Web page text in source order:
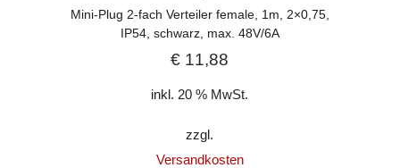
Mini-Plug 2-fach Verteiler female, 1m, 2×0,75,
IP54, schwarz, max. 48V/6A
€ 11,88
inkl. 20 % MwSt.
zzgl.
Versandkosten